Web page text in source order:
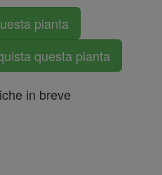
pianta
questa pianta
in breve